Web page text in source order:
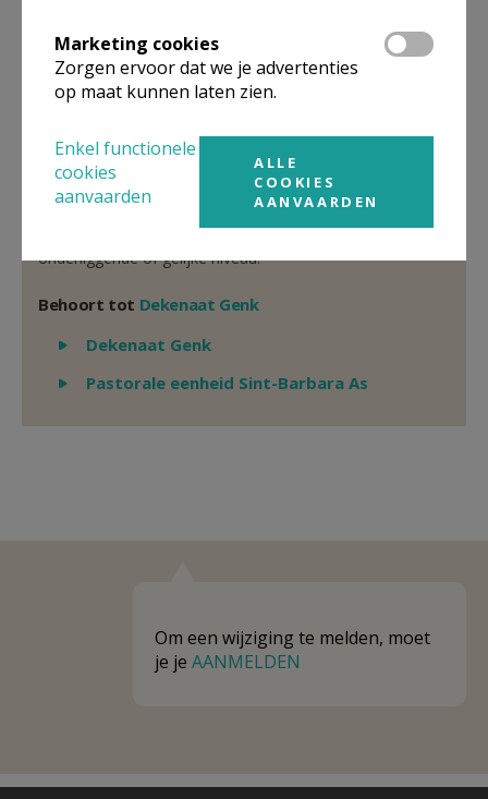
Google Maps
Organisatiestructuur
Niet gevonden wat je zocht? Hier vind je links naar de
onderliggende of gelijke niveau.
Behoort tot Dekenaat Genk
Weergeven
Dekenaat Genk
Weergeven
Pastorale eenheid Sint-Barbara As
Om een wijziging te melden, moet
je je AANMELDEN
Marketing cookies
Zorgen ervoor dat we je advertenties
op maat kunnen laten zien.
Enkel functionele
cookies
aanvaarden
ALLE
COOKIES
AANVAARDEN